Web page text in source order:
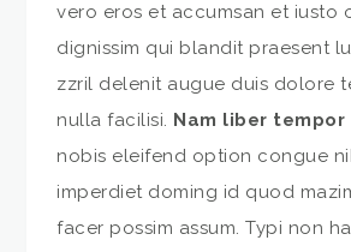
vero eros et accumsan et iusto
dignissim qui blandit praesent
zzril delenit augue duis dolore
nulla facilisi. Nam liber tempor
nobis eleifend option congue
imperdiet doming id quod
facer possim assum. Typi non